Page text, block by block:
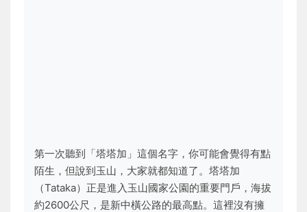
第一次聽到「塔塔加」這個名字，你可能會覺得有點
陌生，但說到玉山，大家就都知道了。塔塔加
（Tataka）正是進入玉山國家公園的重要門戶，海拔
約2600公尺，是新中橫公路的最高點。這裡沒有擁